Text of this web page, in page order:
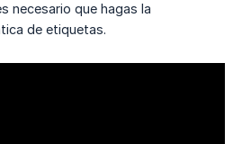
necesario que hagas la
de etiquetas.